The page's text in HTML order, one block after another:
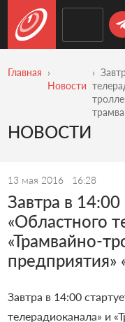
Главная
Новости
НОВОСТИ
13 мая 2016 16:28
Завтра в 14:00
«Областного
«Трамвайно-
предприятия»
Завтра в 14:00
телерадиоканала» и